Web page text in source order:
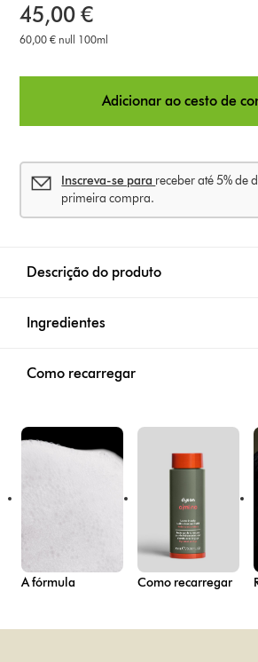
45,00 €
60,00 € null 100ml
Adicionar ao cesto de
Inscreva-se para receber até 5% de
primeira compra.
Descrição do produto
Ingredientes
Como recarregar
A fórmula Como recarregar